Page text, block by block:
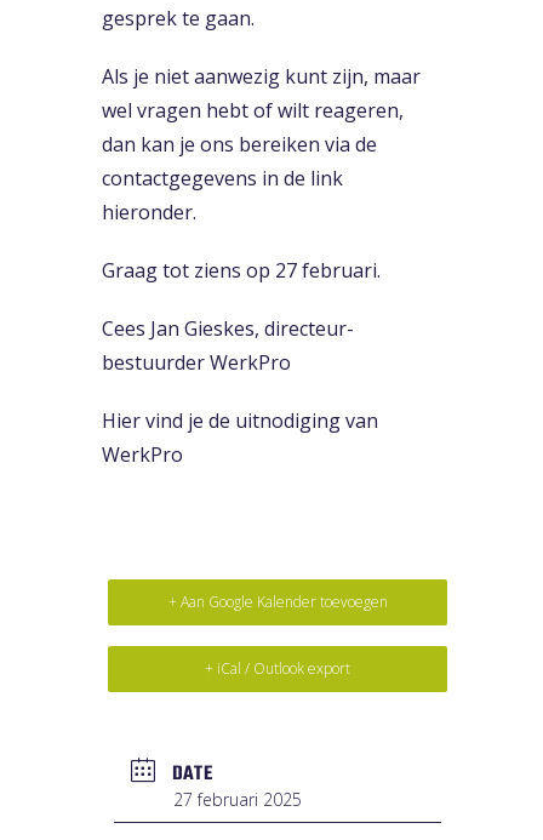
gesprek te gaan.
Als je niet aanwezig kunt zijn, maar
wel vragen hebt of wilt reageren,
dan kan je ons bereiken via de
contactgegevens in de link
hieronder.
Graag tot ziens op 27 februari.
Cees Jan Gieskes, directeur-
bestuurder WerkPro
Hier vind je de uitnodiging van
WerkPro
+ Aan Google Kalender toevoegen
+ iCal / Outlook export
DATE
27 februari 2025